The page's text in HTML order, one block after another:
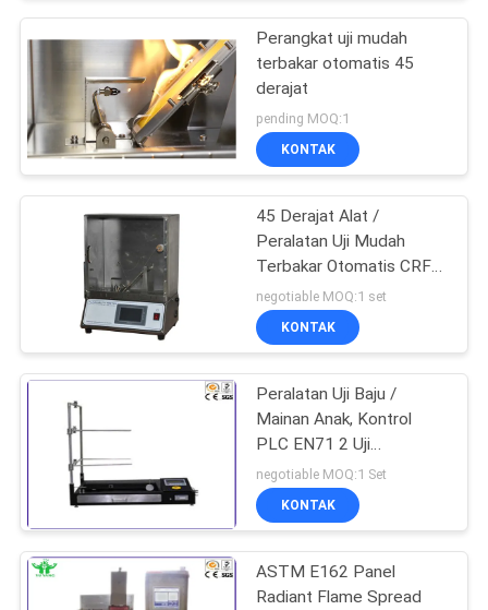
KEBIJAKAN
PRIVASI
Perangkat uji mudah
terbakar otomatis 45
derajat
pending MOQ:1
KONTAK
45 Derajat Alat /
Peralatan Uji Mudah
Terbakar Otomatis CRF
16-1610
negotiable MOQ:1 set
KONTAK
Peralatan Uji Baju /
Mainan Anak, Kontrol
PLC EN71 2 Uji
Flammabilitas Kamar
negotiable MOQ:1 Set
KONTAK
ASTM E162 Panel
Radiant Flame Spread